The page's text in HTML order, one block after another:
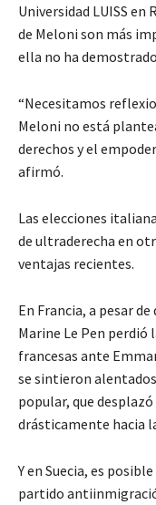
Universidad LUISS en
de Meloni son más
ella no ha
“Necesitamos
Meloni no está
derechos y el
afirmó.
Las elecciones
de ultraderecha en
ventajas recientes.
En Francia, a pesar
Marine Le Pen perdió
francesas ante
se sintieron
popular, que
drásticamente hacia
Y en Suecia, es
partido